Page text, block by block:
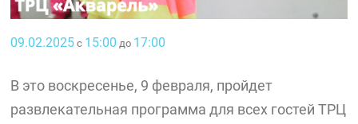
09.02.2025 с 15:00 до 17:00
В это воскресенье, 9 февраля, пройдет
развлекательная программа для всех гостей ТРЦ